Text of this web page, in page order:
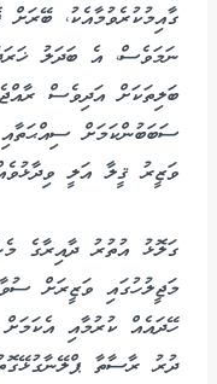
ގާއިމުކުރެވުމާއެކު،
ނަމަވެސް، އެ ބަދަލު
ބަލިތަކަށް އަދިވެސް
ސަބަބުންކަމަށް
ވަޒީރު ޤީލާ އަލީ
ގަލޮޅު އުތުރު ދާއިރާގެ
މަޖީލުހުގައި ވަޒީރަށް
ހޭދައެއް ކުރުމާއި
ދުރު ރާސާތާ